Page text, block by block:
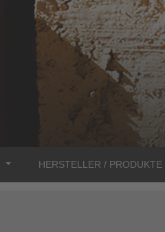
HERSTELLER / PRODUKTE